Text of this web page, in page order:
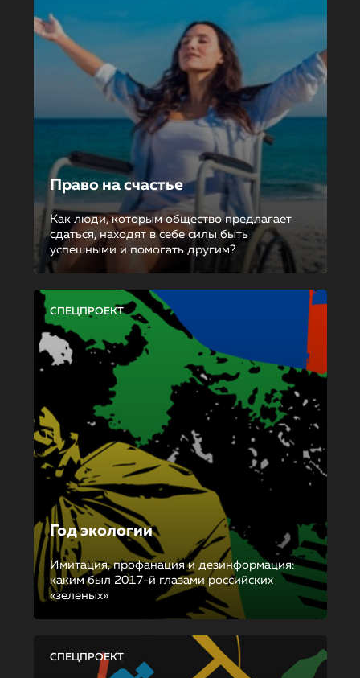
Право на счастье
Как люди, которым общество предлагает
сдаться, находят в себе силы быть
успешными и помогать другим?
СПЕЦПРОЕКТ
Год экологии
Имитация, профанация и дезинформация:
каким был 2017-й глазами российских
«зеленых»
СПЕЦПРОЕКТ